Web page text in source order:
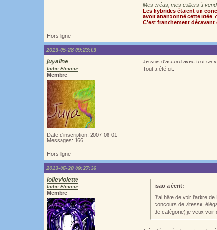
Mes créas, mes colliers à
Les hybrides étaient un
avoir abandonné cette idée
C'est franchement décevant
Hors ligne
2013-05-28 09:23:03
juyaline
fiche Eleveur
Membre
Date d'inscription: 2007-08-01
Messages: 166
Je suis d'accord avec tout ce
Tout a été dit.
Hors ligne
2013-05-28 09:27:36
lolieviolette
fiche Eleveur
Membre
isao a écrit:
J'ai hâte de voir l'arbre de
concours de vitesse,
de catégorie) je veux voir